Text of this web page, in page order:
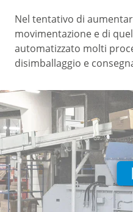
Nel tentativo di
movimentazione e di
automatizzato molti
disimballaggio e